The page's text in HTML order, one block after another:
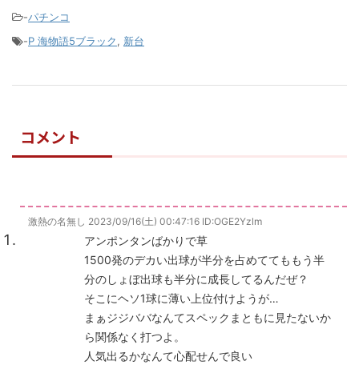
-パチンコ
-P 海物語5ブラック, 新台
コメント
激熱の名無し 2023/09/16(土) 00:47:16 ID:OGE2Yzlm
アンポンタンばかりで草
1500発のデカい出球が半分を占めててももう半
分のしょぼ出球も半分に成長してるんだぜ？
そこにヘソ1球に薄い上位付けようが…
まぁジジババなんてスペックまともに見たないか
ら関係なく打つよ。
人気出るかなんて心配せんで良い